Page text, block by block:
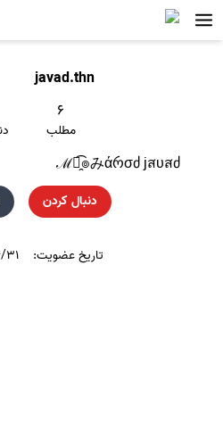
javad.thn
۶
مطلب
ℳ๏̯͡๏みάრσძ jสυสძ
دنبال کردن
تاریخ عضویت: